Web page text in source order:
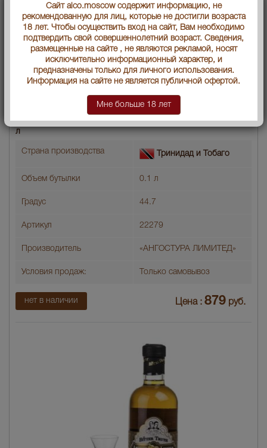
Angostura Aromatic 0.1l биттер Ангостура Ароматический 0.1
л
Страна производства Тринидад и Тобаго
Объем бутылки 0.1 л
Градус 44.7
Артикул 22279
Производитель «АНГОСТУРА ЛИМИТЕД»
Условия продаж: Только самовывоз
нет в наличии Цена : 879 руб.
Сайт alco.moscow содержит информацию, не
рекомендованную для лиц, которые не достигли возраста
18 лет. Чтобы осуществить вход на сайт, Вам необходимо
подтвердить свой совершеннолетний возраст. Сведения,
размещенные на сайте , не являются рекламой, носят
исключительно информационный характер, и
предназначены только для личного использования.
Информация на сайте не является публичной офертой.
Мне больше 18 лет